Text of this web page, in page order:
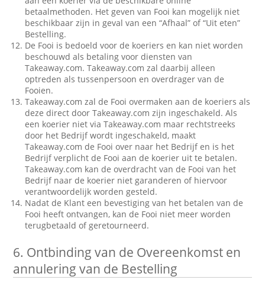
betaalmethoden. Het geven van Fooi kan mogelijk niet
beschikbaar zijn in geval van een “Afhaal” of “Uit eten”
Bestelling.
De Fooi is bedoeld voor de koeriers en kan niet worden
beschouwd als betaling voor diensten van
Takeaway.com. Takeaway.com zal daarbij alleen
optreden als tussenpersoon en overdrager van de
Fooien.
Takeaway.com zal de Fooi overmaken aan de koeriers als
deze direct door Takeaway.com zijn ingeschakeld. Als
een koerier niet via Takeaway.com maar rechtstreeks
door het Bedrijf wordt ingeschakeld, maakt
Takeaway.com de Fooi over naar het Bedrijf en is het
Bedrijf verplicht de Fooi aan de koerier uit te betalen.
Takeaway.com kan de overdracht van de Fooi van het
Bedrijf naar de koerier niet garanderen of hiervoor
verantwoordelijk worden gesteld.
Nadat de Klant een bevestiging van het betalen van de
Fooi heeft ontvangen, kan de Fooi niet meer worden
terugbetaald of geretourneerd.
6. Ontbinding van de Overeenkomst en
annulering van de Bestelling